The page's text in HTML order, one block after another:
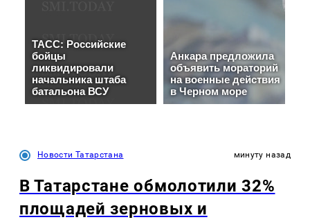
Новости Татарстана минуту назад
В Татарстане обмолотили 32%
площадей зерновых и